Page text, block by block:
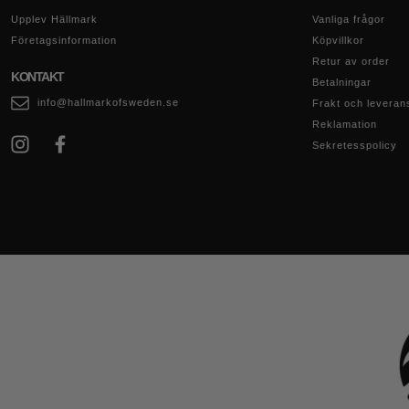
Upplev Hällmark
Företagsinformation
KONTAKT
info@hallmarkofsweden.se
Vanliga frågor
Köpvillkor
Retur av order
Betalningar
Frakt och
Reklamation
Sekretesspolicy